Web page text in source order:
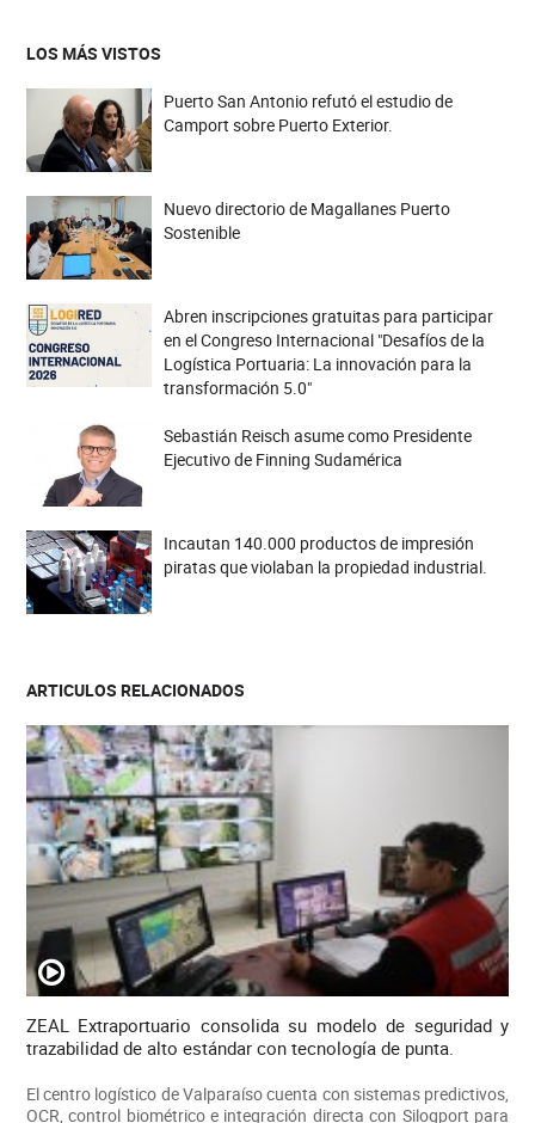
LOS MÁS VISTOS
Puerto San Antonio refutó el estudio de
Camport sobre Puerto Exterior.
Nuevo directorio de Magallanes Puerto
Sostenible
Abren inscripciones gratuitas para participar
en el Congreso Internacional "Desafíos de la
Logística Portuaria: La innovación para la
transformación 5.0"
Sebastián Reisch asume como Presidente
Ejecutivo de Finning Sudamérica
Incautan 140.000 productos de impresión
piratas que violaban la propiedad industrial.
ARTICULOS RELACIONADOS
ZEAL Extraportuario consolida su modelo de seguridad y
trazabilidad de alto estándar con tecnología de punta.
El centro logístico de Valparaíso cuenta con sistemas predictivos,
OCR, control biométrico e integración directa con Silogport para